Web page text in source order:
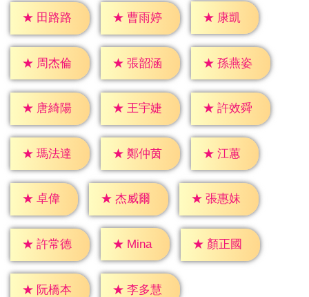
★ 田路路 ★ 曹雨婷 ★ 康凱
★ 周杰倫 ★ 張韶涵 ★ 孫燕姿
★ 唐綺陽 ★ 王宇婕 ★ 許效舜
★ 瑪法達 ★ 鄭仲茵 ★ 江蕙
★ 卓偉 ★ 杰威爾 ★ 張惠妹
★ 許常德 ★ Mina ★ 顏正國
★ 阮橋本 ★ 李多慧